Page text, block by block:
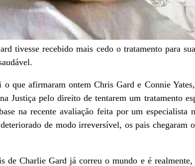
tivesse recebido mais cedo o tratamento para
que afirmaram ontem Chris Gard e Connie
Justiça pelo direito de tentarem um tratamento
na recente avaliação feita por um especialista
de modo irreversível, os pais
de Charlie Gard já correu o mundo e é